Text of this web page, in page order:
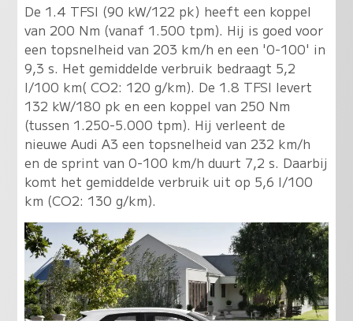
De 1.4 TFSI (90 kW/122 pk) heeft een koppel
van 200 Nm (vanaf 1.500 tpm). Hij is goed voor
een topsnelheid van 203 km/h en een '0-100' in
9,3 s. Het gemiddelde verbruik bedraagt 5,2
l/100 km( CO2: 120 g/km). De 1.8 TFSI levert
132 kW/180 pk en een koppel van 250 Nm
(tussen 1.250-5.000 tpm). Hij verleent de
nieuwe Audi A3 een topsnelheid van 232 km/h
en de sprint van 0-100 km/h duurt 7,2 s. Daarbij
komt het gemiddelde verbruik uit op 5,6 l/100
km (CO2: 130 g/km).